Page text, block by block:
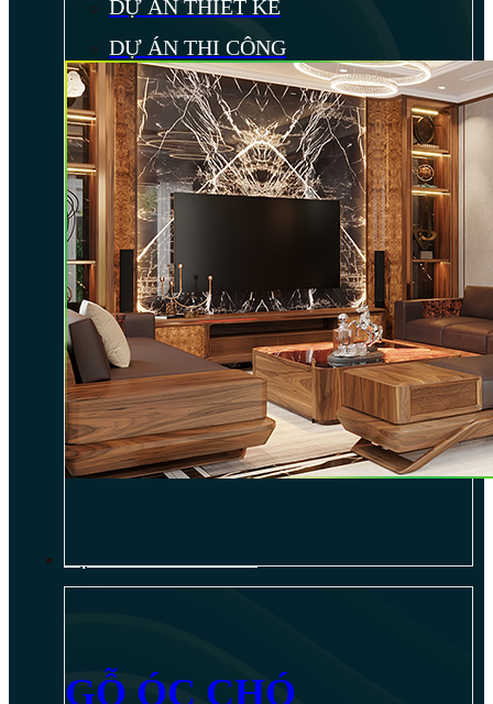
DỰ ÁN THIẾT KẾ
DỰ ÁN THI CÔNG
GỖ ÓC CHÓ